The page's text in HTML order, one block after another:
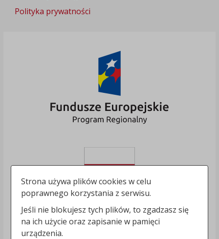
Polityka prywatności
Strona używa plików cookies w celu
poprawnego korzystania z serwisu.
Jeśli nie blokujesz tych plików, to zgadzasz się
na ich użycie oraz zapisanie w pamięci
urządzenia.